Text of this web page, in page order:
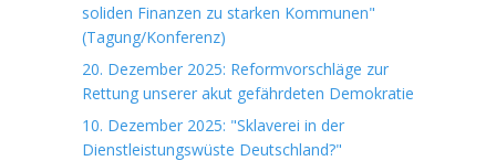
soliden Finanzen zu starken Kommunen"
(Tagung/Konferenz)
20. Dezember 2025: Reformvorschläge zur
Rettung unserer akut gefährdeten Demokratie
10. Dezember 2025: "Sklaverei in der
Dienstleistungswüste Deutschland?"